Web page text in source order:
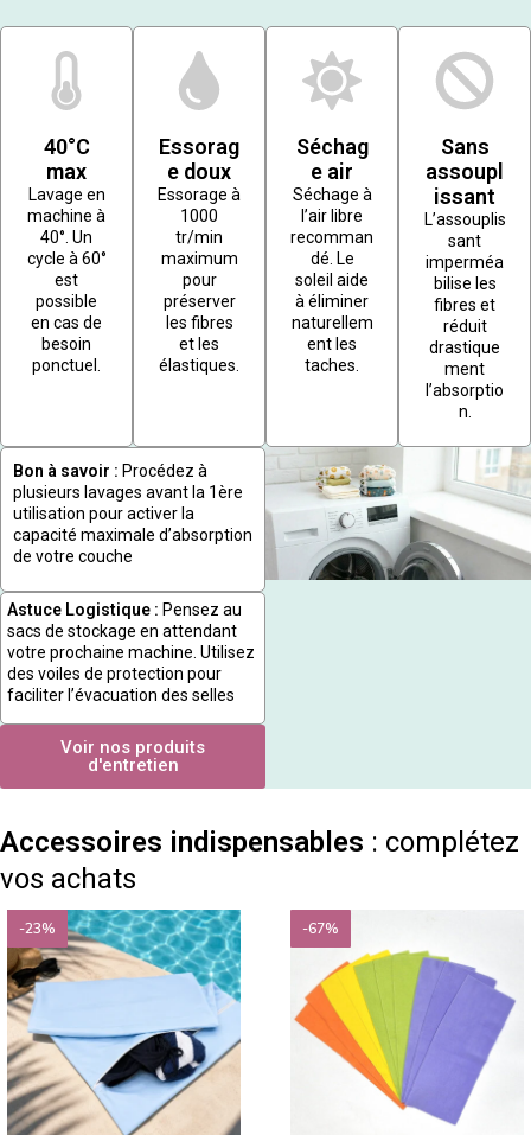
40°C
max
Lavage en
machine à
40°. Un
cycle à 60°
est
possible
en cas de
besoin
ponctuel.
Essorag
e doux
Essorage à
1000
tr/min
maximum
pour
préserver
les fibres
et les
élastiques.
Séchag
e air
Séchage à
l’air libre
recomman
dé. Le
soleil aide
à éliminer
naturellem
ent les
taches.
Sans
assoupl
issant
L’assouplis
sant
imperméa
bilise les
fibres et
réduit
drastique
ment
l’absorptio
n.
Bon à savoir : Procédez à
plusieurs lavages avant la 1ère
utilisation pour activer la
capacité maximale d’absorption
de votre couche
Astuce Logistique : Pensez au
sacs de stockage en attendant
votre prochaine machine. Utilisez
des voiles de protection pour
faciliter l’évacuation des selles
Voir nos produits
d'entretien
Accessoires indispensables : complétez
vos achats
-23% -67%